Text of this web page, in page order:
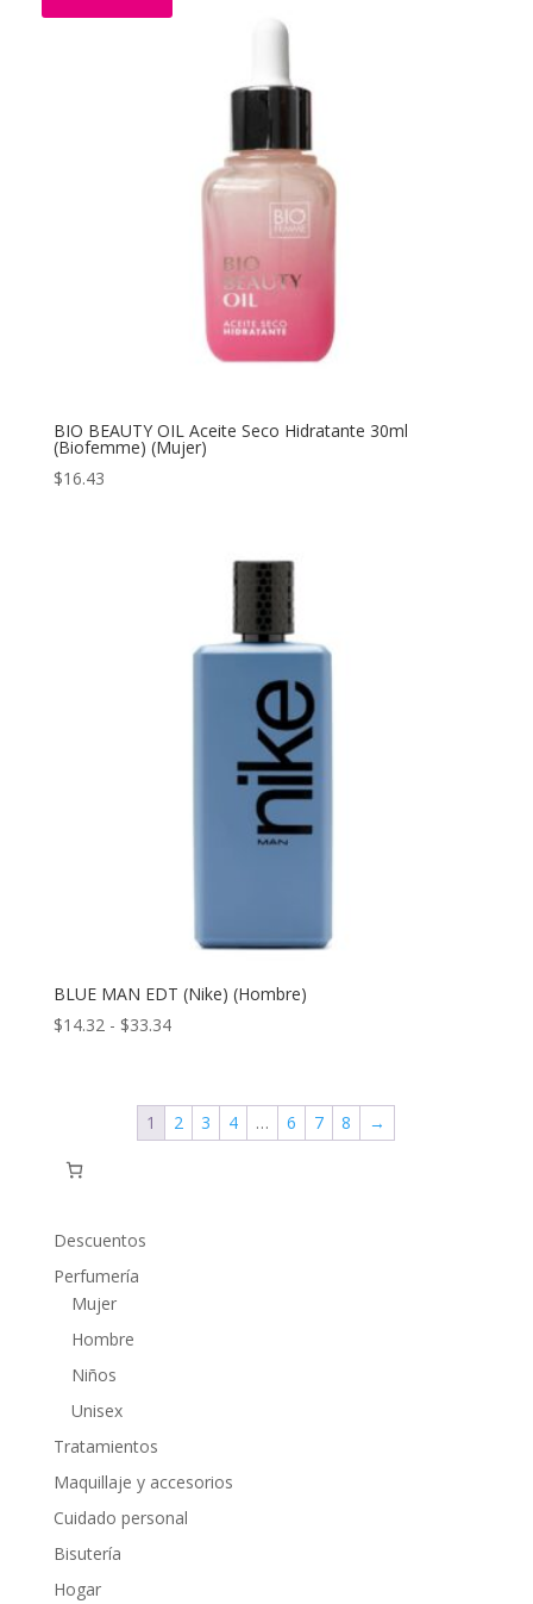
BIO BEAUTY OIL Aceite Seco Hidratante 30ml
(Biofemme) (Mujer)
$16.43
BLUE MAN EDT (Nike) (Hombre)
$14.32 - $33.34Rango
desde
$14.32
1 2 3 4 … 6 7 8 →
Descuentos
Perfumería
Mujer
Hombre
Niños
Unisex
Tratamientos
Maquillaje y accesorios
Cuidado personal
Bisutería
Hogar